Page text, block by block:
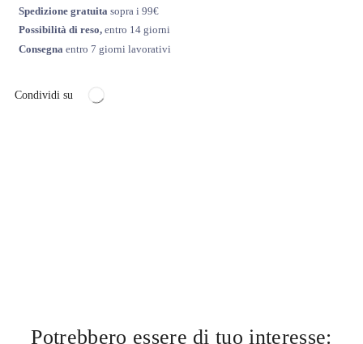
Spedizione gratuita sopra i 99€
Possibilità di reso, entro 14 giorni
Consegna entro 7 giorni lavorativi
Condividi su
Potrebbero essere di tuo interesse: